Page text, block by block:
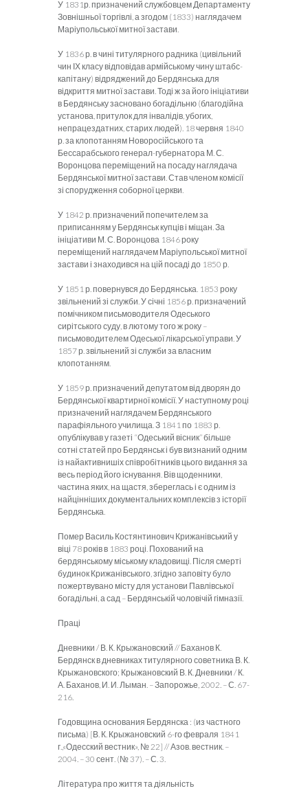
У 1831р. призначений службовцем Департаменту
Зовнішньої торгівлі, а згодом (1833) наглядачем
Маріупольської митної застави.
У 1836 р. в чині титулярного радника (цивільний
чин ІХ класу відповідав армійському чину штабс-
капітану) відряджений до Бердянська для
відкриття митної застави. Тоді ж за його ініціативи
в Бердянську засновано богадільню (благодійна
установа, притулок для інвалідів, убогих,
непрацездатних, старих людей). 18 червня 1840
р. за клопотанням Новоросійського та
Бессарабського генерал-губернатора М. С.
Воронцова переміщений на посаду наглядача
Бердянської митної застави. Став членом комісії
зі спорудження соборної церкви.
У 1842 р. призначений попечителем за
приписанням у Бердянськ купців і міщан. За
ініціативи М. С. Воронцова 1846 року
переміщений наглядачем Маріупольської митної
застави і знаходився на цій посаді до 1850 р.
У 1851 р. повернувся до Бердянська. 1853 року
звільнений зі служби. У січні 1856 р. призначений
помічником письмоводителя Одеського
сирітського суду, в лютому того ж року –
письмоводителем Одеської лікарської управи. У
1857 р. звільнений зі служби за власним
клопотанням.
У 1859 р. призначений депутатом від дворян до
Бердянської квартирної комісії. У наступному році
призначений наглядачем Бердянського
парафіяльного училища. З 1841 по 1883 р.
опублікував у газеті “Одеський вісник” більше
сотні статей про Бердянськ і був визнаний одним
із найактивнишіх співробітників цього видання за
весь період його існування. Вів щоденники,
частина яких, на щастя, збереглась і є одним із
найцінніших документальних комплексів з історії
Бердянська.
Помер Василь Костянтинович Крижанівський у
віці 78 років в 1883 році. Похований на
бердянському міському кладовищі. Після смерті
будинок Крижанівського, згідно заповіту було
пожертвувано місту для установи Павлівської
богадільні, а сад – Бердянській чоловічій гімназії.
Праці
Дневники / В. К. Крыжановский // Баханов К.
Бердянск в дневниках титулярного советника В. К.
Крыжановского; Крыжановский В. К. Дневники / К.
А. Баханов, И. И. Лыман. – Запорожье, 2002. – С. 67-
216.
Годовщина основания Бердянска : (из частного
письма) [В. К. Крыжановский 6-го февраля 1841
г.,«Одесский вестник», № 22] // Азов. вестник. –
2004. – 30 сент. (№ 37). – С. 3.
Література про життя та діяльність